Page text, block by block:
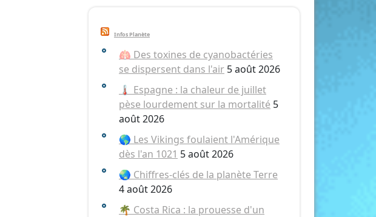
Infos Planète
🫁 Des toxines de cyanobactéries
se dispersent dans l'air 5 août 2026
🌡️ Espagne : la chaleur de juillet
pèse lourdement sur la mortalité 5
août 2026
🌎 Les Vikings foulaient l'Amérique
dès l'an 1021 5 août 2026
🌏 Chiffres-clés de la planète Terre
4 août 2026
🌴 Costa Rica : la prouesse d'un